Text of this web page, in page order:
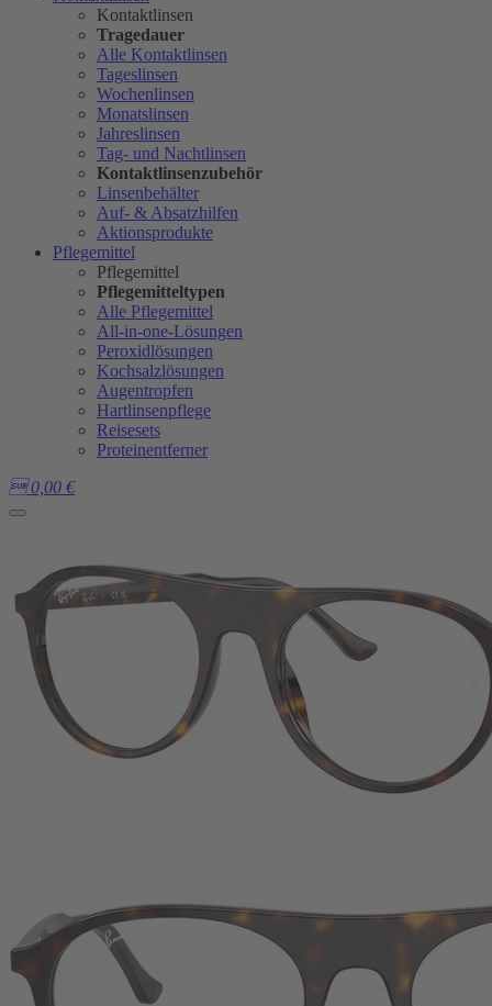
Kontaktlinsen
Tragedauer
Alle Kontaktlinsen
Tageslinsen
Wochenlinsen
Monatslinsen
Jahreslinsen
Tag- und Nachtlinsen
Kontaktlinsenzubehör
Linsenbehälter
Auf- & Absatzhilfen
Aktionsprodukte
Pflegemittel
Pflegemittel
Pflegemitteltypen
Alle Pflegemittel
All-in-one-Lösungen
Peroxidlösungen
Kochsalzlösungen
Augentropfen
Hartlinsenpflege
Reisesets
Proteinentferner
 0,00 €